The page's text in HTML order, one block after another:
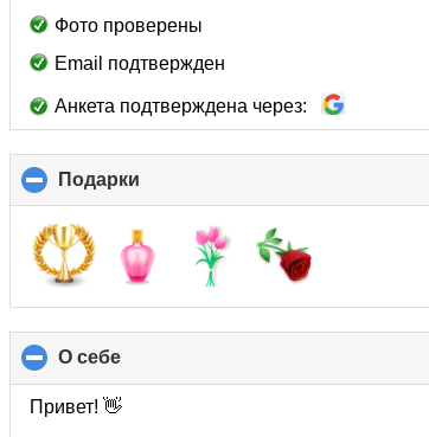
Фото проверены
Email подтвержден
Анкета подтверждена через:
Подарки
to
collapse
contents
О себе
to
collapse
Привет! 👋